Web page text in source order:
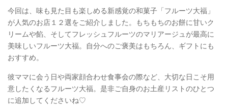
今回は、味も見た目も楽しめる新感覚の和菓子「フルーツ大福」
が人気のお店１２選をご紹介しました。もちもちのお餅に甘いク
リームや餡、そしてフレッシュフルーツのマリアージュが最高に
美味しいフルーツ大福。自分へのご褒美はもちろん、ギフトにも
おすすめ。
彼ママに会う日や両家顔合わせ食事会の際など、大切な日こそ用
意したくなるフルーツ大福。是非ご自身のお土産リストのひとつ
に追加してくださいね♡